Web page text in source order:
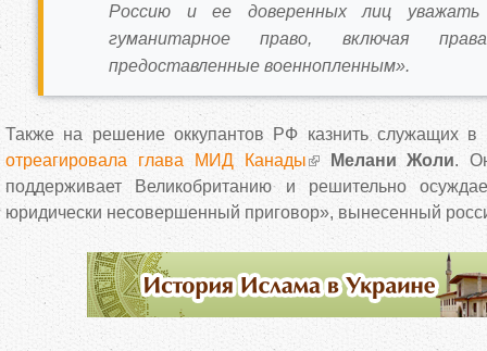
Россию и ее доверенных лиц уважать
гуманитарное право, включая
предоставленные военнопленным».
Также на решение оккупантов РФ казнить служащих в
отреагировала глава МИД Канады
Мелани Жоли.
поддерживает Великобританию и решительно
юридически несовершенный приговор», вынесенный